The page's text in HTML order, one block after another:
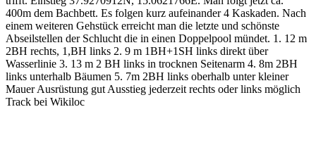
400m dem Bachbett. Es folgen kurz aufeinander 4 Kaskaden. Nach
einem weiteren Gehstück erreicht man die letzte und schönste
Abseilstellen der Schlucht die in einen Doppelpool mündet. 1. 12 m
2BH rechts, 1,BH links 2. 9 m 1BH+1SH links direkt über
Wasserlinie 3. 13 m 2 BH links in trocknen Seitenarm 4. 8m 2BH
links unterhalb Bäumen 5. 7m 2BH links oberhalb unter kleiner
Mauer Ausrüstung gut Ausstieg jederzeit rechts oder links möglich
Track bei Wikiloc